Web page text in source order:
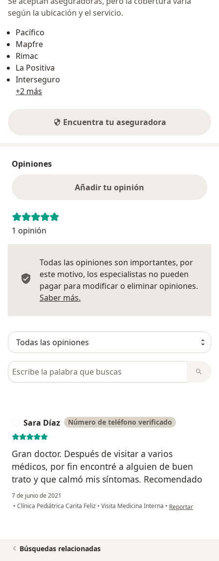
según la ubicación y el servicio.
Pacífico
Mapfre
Rimac
La Positiva
Interseguro
+2 más
Encuentra tu aseguradora
Opiniones
Añadir tu opinión
1 opinión
Todas las opiniones son importantes, por
este motivo, los especialistas no pueden
pagar para modificar o eliminar opiniones.
Saber más.
Busca en opiniones
Sara Díaz Número de teléfono verificado
Gran doctor. Después de visitar a varios
médicos, por fin encontré a alguien de buen
trato y que calmó mis síntomas. Recomendado
7 de junio de 2021
• Clínica Pediátrica Carita Feliz • Visita Medicina Interna • en opinión del
Reportar
Búsquedas relacionadas